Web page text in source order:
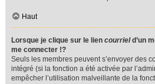
Haut
Lorsque je clique sur le lien courrield’un
me connecter !?
Seuls les membres peuvent s’envoyer des
intégré (si la fonction a été activée par
empêcher l’utilisation malveillante de la